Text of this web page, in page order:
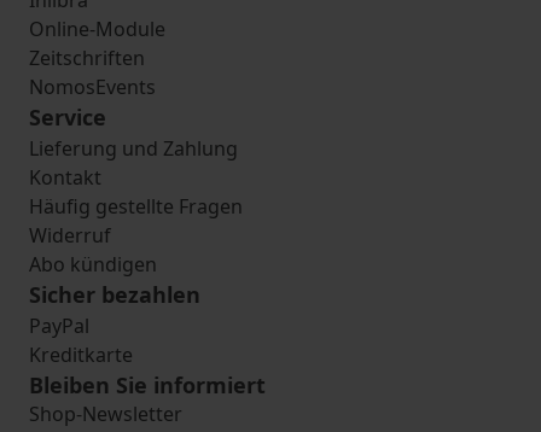
Online-Module
Zeitschriften
NomosEvents
Service
Lieferung und Zahlung
Kontakt
Häufig gestellte Fragen
Widerruf
Abo kündigen
Sicher bezahlen
PayPal
Kreditkarte
Bleiben Sie informiert
Shop-Newsletter